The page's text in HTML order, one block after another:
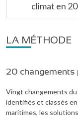
climat en
LA MÉTHODE
20 changements
Vingt changements
identifiés et classés
maritimes, les